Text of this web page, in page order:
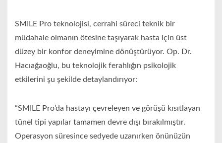
SMILE Pro teknolojisi, cerrahi süreci teknik bir
müdahale olmanın ötesine taşıyarak hasta için üst
düzey bir konfor deneyimine dönüştürüyor. Op. Dr.
Hacıağaoğlu, bu teknolojik ferahlığın psikolojik
etkilerini şu şekilde detaylandırıyor:
“SMILE Pro’da hastayı çevreleyen ve görüşü kısıtlayan
tünel tipi yapılar tamamen devre dışı bırakılmıştır.
Operasyon süresince sedyede uzanırken önünüzün